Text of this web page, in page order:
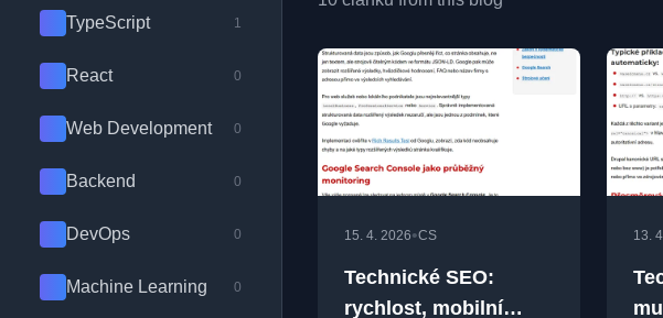
TypeScript 1
React 0
Web Development 0
Backend 0
DevOps 0
Machine Learning 0
15. 4. 2026•CS
Technické SEO:
rychlost, mobilní
13.